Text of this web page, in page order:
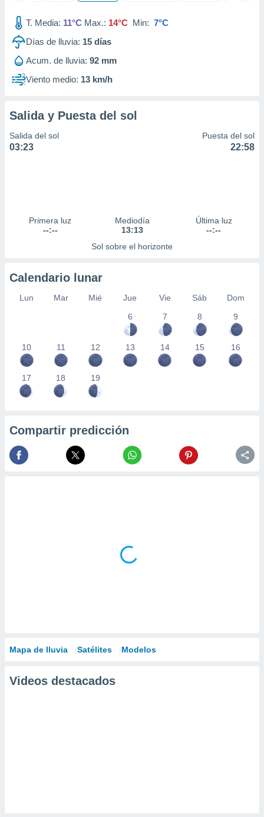
mediante
publicidad
publicidad
de
T. Media: 11°C Max.: 14°C Min: 7°C
Días de lluvia: 15 días
Acum. de lluvia: 92 mm
Viento medio: 13 km/h
Salida y Puesta del sol
Salida del sol
03:23
Puesta del sol
22:58
Primera luz
--:--
Mediodía
13:13
Última luz
--:--
Sol sobre el horizonte
Calendario lunar
Lun Mar Mié Jue Vie Sáb
Dom
6
7 8 9
10 11 12 13 14 15 16
17 18 19
Compartir predicción
Mapa de lluvia Satélites Modelos
Videos destacados